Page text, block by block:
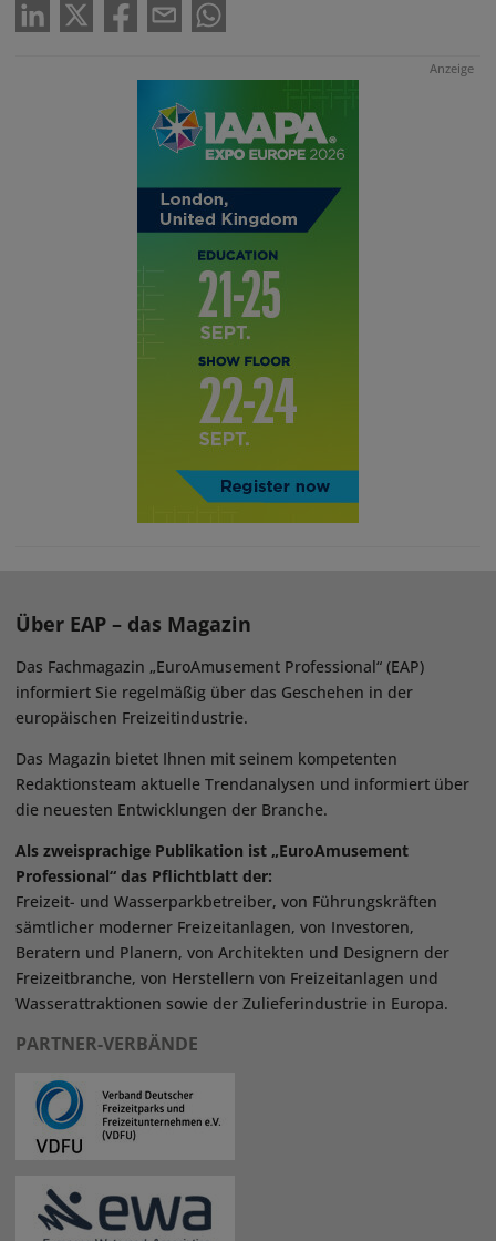
Anzeige
Über EAP – das Magazin
Das Fachmagazin „EuroAmusement Professional“ (EAP)
informiert Sie regelmäßig über das Geschehen in der
europäischen Freizeitindustrie.
Das Magazin bietet Ihnen mit seinem kompetenten
Redaktionsteam aktuelle Trendanalysen und informiert über
die neuesten Entwicklungen der Branche.
Als zweisprachige Publikation ist „EuroAmusement
Professional“ das Pflichtblatt der:
Freizeit- und Wasserparkbetreiber, von Führungskräften
sämtlicher moderner Freizeitanlagen, von Investoren,
Beratern und Planern, von Architekten und Designern der
Freizeitbranche, von Herstellern von Freizeitanlagen und
Wasserattraktionen sowie der Zulieferindustrie in Europa.
PARTNER-VERBÄNDE